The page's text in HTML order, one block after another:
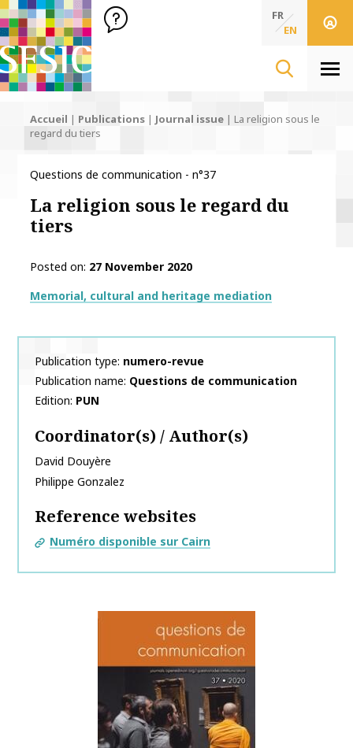
SFSIC Société Française des Sciences de l'Information & de
Société Française des Sciences de
FR
EN
Accueil | Publications | Journal issue | La religion sous le
regard du tiers
Questions de communication - n°37
La religion sous le regard du
tiers
Posted on 27 November 2020
Thématiques
Memorial, cultural and heritage mediation
Publication type numero-revue
Publication name Questions de communication
Edition PUN
Coordinator(s) / Author(s)
David Douyère
Philippe Gonzalez
Reference websites
Numéro disponible sur Cairn